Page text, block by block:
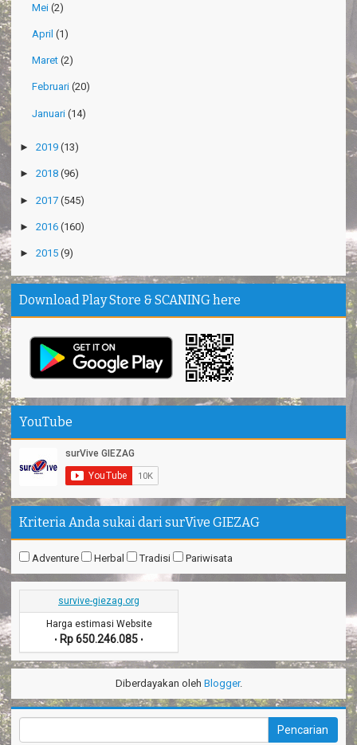
Mei (2)
April (1)
Maret (2)
Februari (20)
Januari (14)
► 2019 (13)
► 2018 (96)
► 2017 (545)
► 2016 (160)
► 2015 (9)
Download Play Store & SCANING here
YouTube
Kriteria Anda sukai dari surVive GIEZAG
Adventure Herbal Tradisi Pariwisata
survive-giezag.org
Harga estimasi Website
• Rp 650.246.085 •
Diberdayakan oleh Blogger.